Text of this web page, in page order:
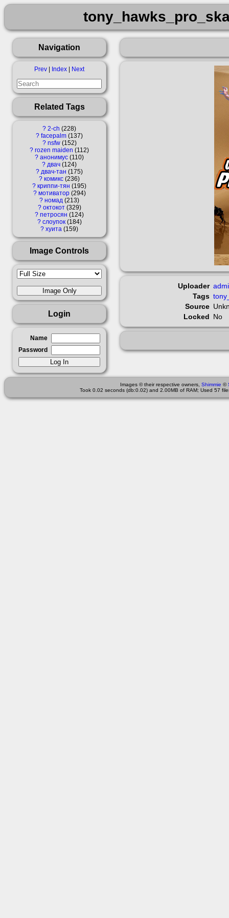
Navigation
Prev Index Next
Related Tags
? 2-ch 228
? facepalm 137
? nsfw 152
? rozen maiden
112
? анонимус 110
? двач 124
? двач-тан
175
? комикс 236
? криппи-тян
195
? мотиватор 294
? номад 213
? октокот 329
? петросян
124
? слоупок 184
? хуита 159
Image Controls
Login
Name
Password
Uploader
Tags
Source
Locked No
Images © their respective owners, Shimmie ©
Took 0.02 seconds (db:0.02) and 2.00MB of RAM; Used 57